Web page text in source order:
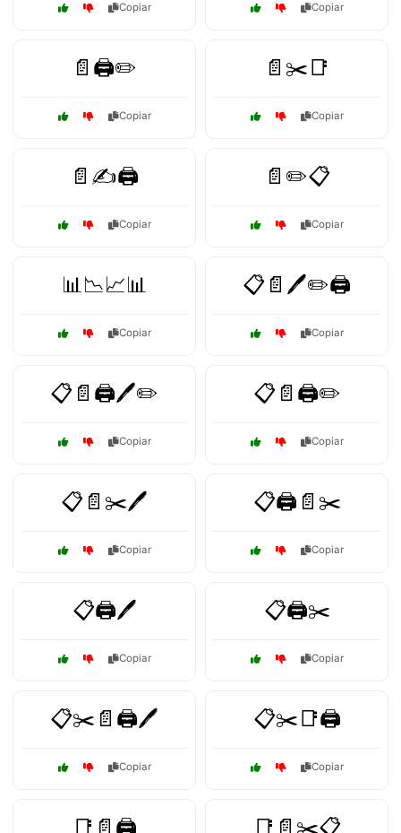
Copiar Copiar
📄🖨️✏️
Copiar
📄✂️📑
Copiar
📄✍️🖨️
Copiar
📄✏️📋
Copiar
📊📉📈📊
Copiar
📋📄🖊️✏️🖨️
Copiar
📋📄🖨️🖊️✏️
Copiar
📋📄🖨️✏️
Copiar
📋📄✂️🖊️
Copiar
📋🖨️📄✂️
Copiar
📋🖨️🖊️
Copiar
📋🖨️✂️
Copiar
📋✂️📄🖨️🖊️
Copiar
📋✂️📑🖨️
Copiar
📑📄🖨️ 📑📄✂️📋